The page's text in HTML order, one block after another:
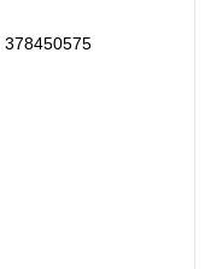
378450575